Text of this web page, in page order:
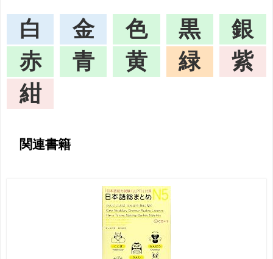
白 金 色 黒
銀
赤
青 黄 緑
紫
紺
関連書籍